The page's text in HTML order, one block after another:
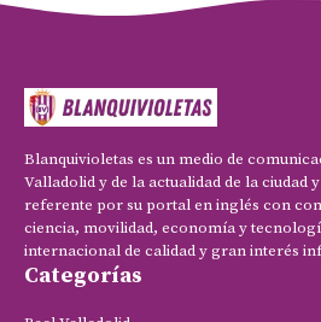
Blanquivioletas es un medio de
Valladolid y de la actualidad de la ciudad
referente por su portal en inglés con
ciencia, movilidad, economía y
internacional de calidad y gran interés
Categorías